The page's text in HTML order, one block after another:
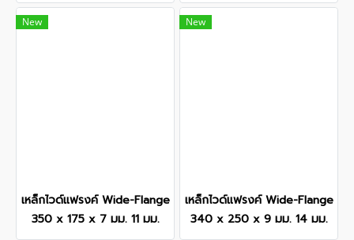
New
เหล็กไวด์แฟรงค์ Wide-Flange
350 x 175 x 7 มม. 11 มม.
New
เหล็กไวด์แฟรงค์ Wide-Flange
340 x 250 x 9 มม. 14 มม.